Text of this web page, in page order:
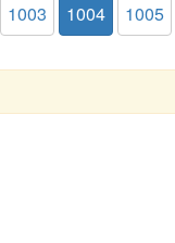
1003 1004 1005